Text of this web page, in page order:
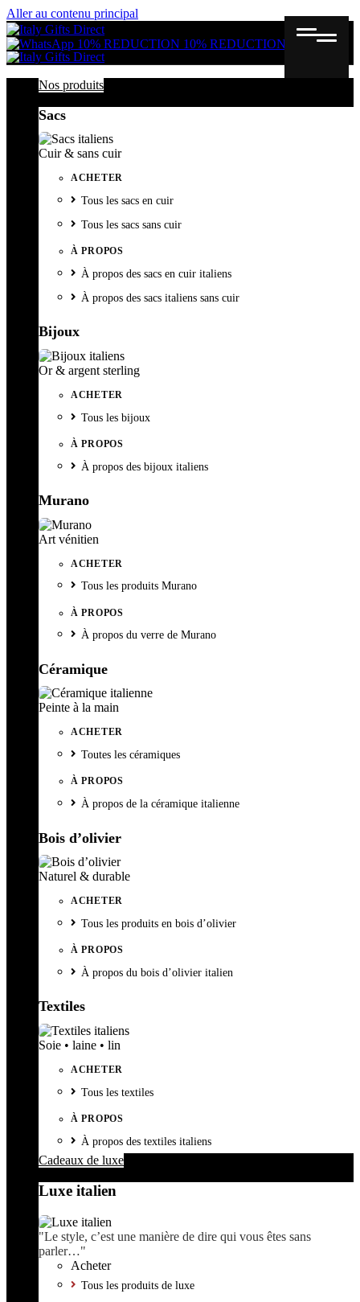
Aller au contenu principal
10% REDUCTION 10% REDUCTION
Nos produits
Sacs
Cuir & sans cuir
ACHETER
Tous les sacs en cuir
Tous les sacs sans cuir
À PROPOS
À propos des sacs en cuir italiens
À propos des sacs italiens sans cuir
Bijoux
Or & argent sterling
ACHETER
Tous les bijoux
À PROPOS
À propos des bijoux italiens
Murano
Art vénitien
ACHETER
Tous les produits Murano
À PROPOS
À propos du verre de Murano
Céramique
Peinte à la main
ACHETER
Toutes les céramiques
À PROPOS
À propos de la céramique italienne
Bois d’olivier
Naturel & durable
ACHETER
Tous les produits en bois d’olivier
À PROPOS
À propos du bois d’olivier italien
Textiles
Soie • laine • lin
ACHETER
Tous les textiles
À PROPOS
À propos des textiles italiens
Cadeaux de luxe
Luxe italien
"Le style, c’est une manière de dire qui vous êtes sans
parler…"
Acheter
Tous les produits de luxe